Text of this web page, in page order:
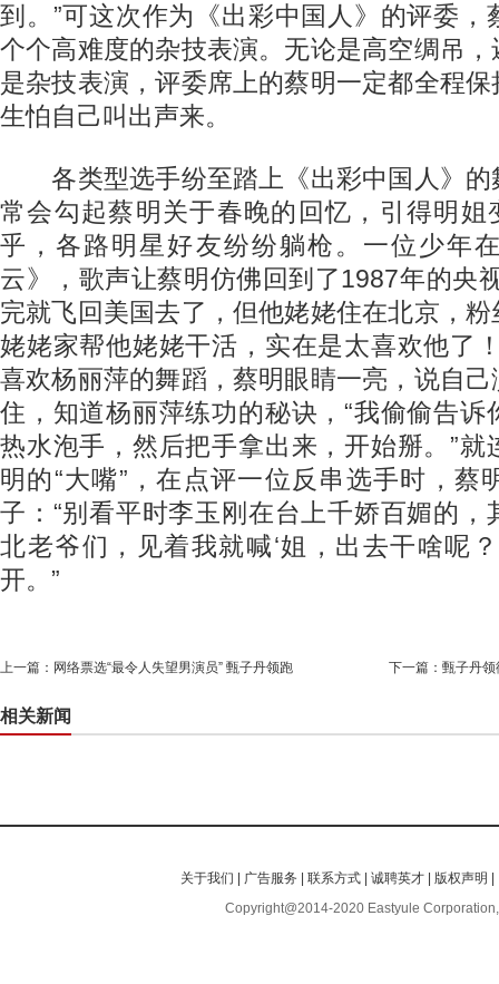
到。”可这次作为《出彩中国人》的评委，
个个高难度的杂技表演。无论是高空绸吊
是杂技表演，评委席上的蔡明一定都全程
生怕自己叫出声来。
各类型选手纷至踏上《出彩中国人》的
常会勾起蔡明关于春晚的回忆，引得明姐
乎，各路明星好友纷纷躺枪。一位少年
云》，歌声让蔡明仿佛回到了1987年的央
完就飞回美国去了，但他姥姥住在北京，
姥姥家帮他姥姥干活，实在是太喜欢他了
喜欢杨丽萍的舞蹈，蔡明眼睛一亮，说自
住，知道杨丽萍练功的秘诀，“我偷偷告诉
热水泡手，然后把手拿出来，开始掰。”就
明的“大嘴”，在点评一位反串选手时，蔡
子：“别看平时李玉刚在台上千娇百媚的，
北老爷们，见着我就喊‘姐，出去干啥呢
开。”
上一篇： 网络票选“最令人失望男演员” 甄子丹领跑 下一篇： 甄子丹领
相关新闻
关于我们 广告服务 |联系方式 |诚聘英才 版权声明
Copyright@2014-2020 Eastyule